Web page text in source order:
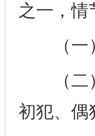
之一，
（一）
（二）
初犯、偶